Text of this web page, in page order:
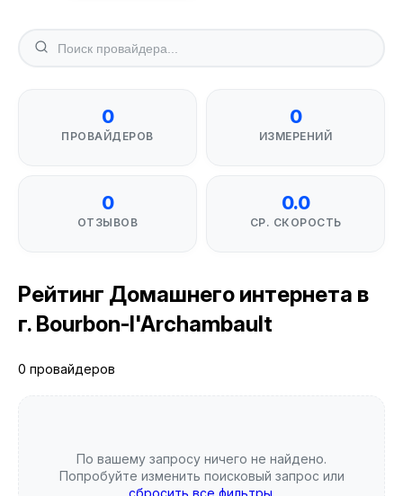
0
ПРОВАЙДЕРОВ
0
ИЗМЕРЕНИЙ
0
ОТЗЫВОВ
0.0
СР. СКОРОСТЬ
Рейтинг Домашнего интернета в
г. Bourbon-l'Archambault
0 провайдеров
По вашему запросу ничего не найдено.
Попробуйте изменить поисковый запрос или
сбросить все фильтры.